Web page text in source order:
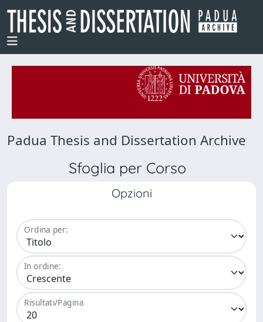
Padua Thesis and Dissertation Archive
Sfoglia per Corso
Opzioni
Ordina per:
In ordine:
Risultati/Pagina